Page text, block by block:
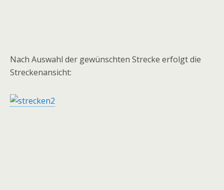
Nach Auswahl der gewünschten Strecke erfolgt die
Streckenansicht: